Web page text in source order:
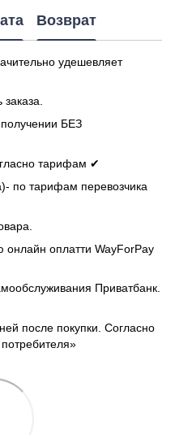
Возврат
удешевляет
БЕЗ
тарифам ✔
по тарифам перевозчика
онлайн оплатти WayForPay
Приватбанк.
после покупки. Согласно